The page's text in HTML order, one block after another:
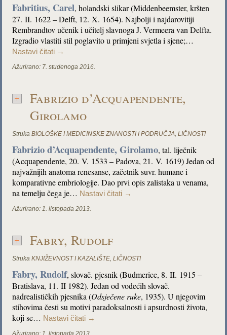
Fabritius, Carel, holandski slikar (Middenbeemster, kršten
27. II. 1622 – Delft, 12. X. 1654). Najbolji i najdarovitiji
Rembrandtov učenik i učitelj slavnoga J. Vermeera van Delfta.
Izgradio vlastiti stil poglavito u primjeni svjetla i sjene;…
Nastavi čitati →
Ažurirano: 7. studenoga 2016.
Fabrizio d’Acquapendente,
Girolamo
Struka BIOLOŠKE I MEDICINSKE ZNANOSTI I PODRUČJA,LIČNOSTI
Fabrizio d’Acquapendente, Girolamo, tal. liječnik
(Acquapendente, 20. V. 1533 – Padova, 21. V. 1619) Jedan od
najvažnijih anatoma renesanse, začetnik suvr. humane i
komparativne embriologije. Dao prvi opis zalistaka u venama,
na temelju čega je… Nastavi čitati →
Ažurirano: 1. listopada 2013.
Fabry, Rudolf
Struka KNJIŽEVNOST I KAZALIŠTE,LIČNOSTI
Fabry, Rudolf, slovač. pjesnik (Budmerice, 8. II. 1915 –
Bratislava, 11. II 1982). Jedan od vodećih slovač.
nadrealističkih pjesnika (Odsječene ruke, 1935). U njegovim
stihovima česti su motivi paradoksalnosti i apsurdnosti života,
koji se… Nastavi čitati →
Ažurirano: 1. listopada 2013.